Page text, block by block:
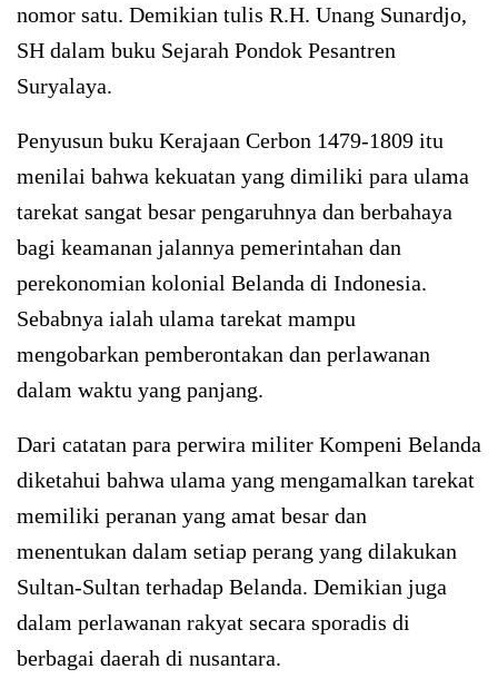
nomor satu. Demikian tulis R.H. Unang Sunardjo,
SH dalam buku Sejarah Pondok Pesantren
Suryalaya.
Penyusun buku Kerajaan Cerbon 1479-1809 itu
menilai bahwa kekuatan yang dimiliki para ulama
tarekat sangat besar pengaruhnya dan berbahaya
bagi keamanan jalannya pemerintahan dan
perekonomian kolonial Belanda di Indonesia.
Sebabnya ialah ulama tarekat mampu
mengobarkan pemberontakan dan perlawanan
dalam waktu yang panjang.
Dari catatan para perwira militer Kompeni Belanda
diketahui bahwa ulama yang mengamalkan tarekat
memiliki peranan yang amat besar dan
menentukan dalam setiap perang yang dilakukan
Sultan-Sultan terhadap Belanda. Demikian juga
dalam perlawanan rakyat secara sporadis di
berbagai daerah di nusantara.